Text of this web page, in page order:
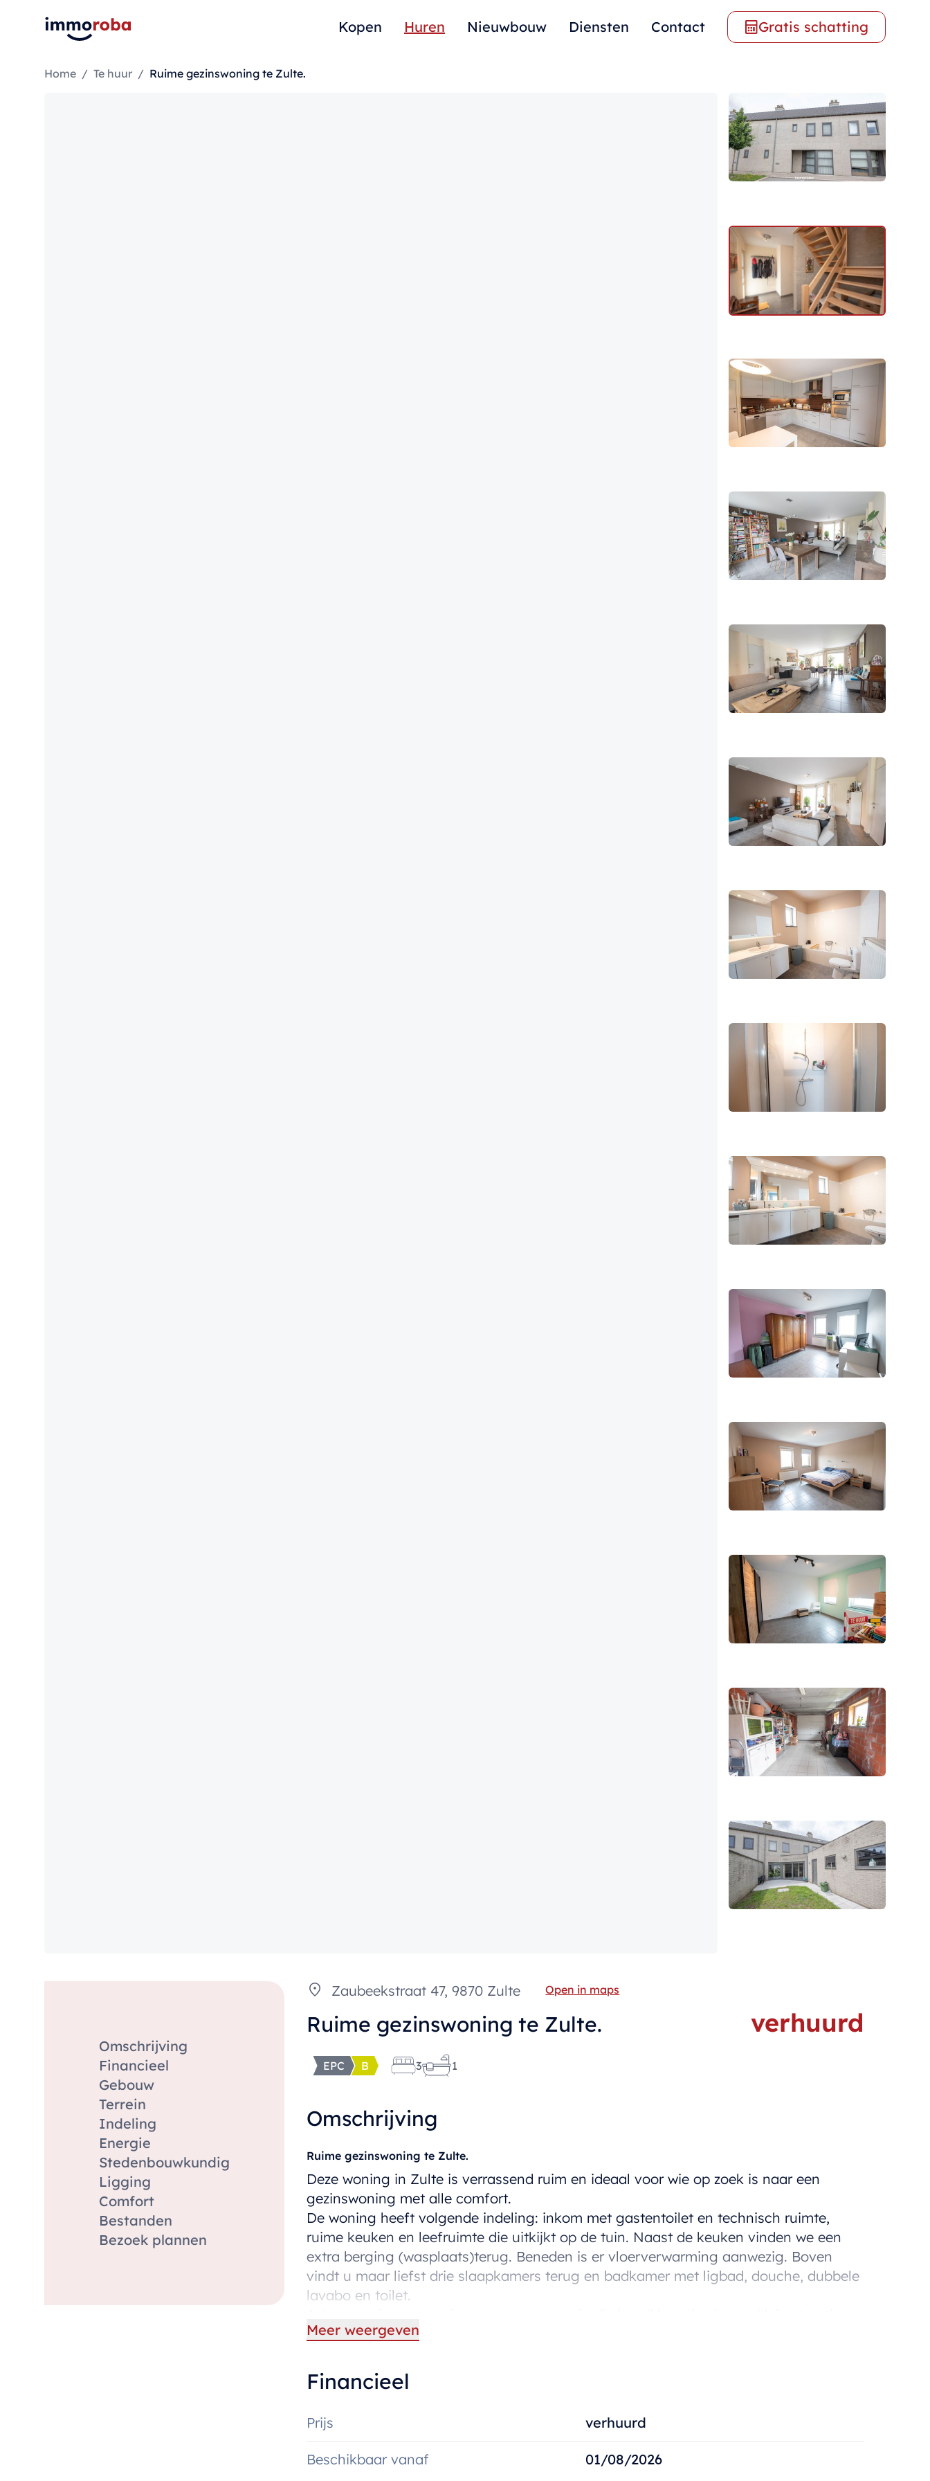
Kopen Huren Nieuwbouw Diensten Contact Gratis schatting
Home / Te huur / Ruime gezinswoning te Zulte.
Omschrijving
Financieel
Gebouw
Terrein
Indeling
Energie
Stedenbouwkundig
Ligging
Comfort
Bestanden
Bezoek plannen
Zaubeekstraat 47, 9870 Zulte Open in maps
Ruime gezinswoning te Zulte. verhuurd
EPC B 3 1
Omschrijving
Ruime gezinswoning te Zulte.
Deze woning in Zulte is verrassend ruim en ideaal voor wie op zoek is naar een
gezinswoning met alle comfort.
De woning heeft volgende indeling: inkom met gastentoilet en technisch ruimte,
ruime keuken en leefruimte die uitkijkt op de tuin. Naast de keuken vinden we een
extra berging (wasplaats)terug. Beneden is er vloerverwarming aanwezig. Boven
vindt u maar liefst drie slaapkamers terug en badkamer met ligbad, douche, dubbele
lavabo en toilet.
De woning is beschikbaar vanaf 01/08/2026.
woning en mail gerust naar anke@immoroba.be voor meer info of een bezoek.
Meer weergeven
Financieel
Prijs verhuurd
Beschikbaar vanaf 01/08/2026